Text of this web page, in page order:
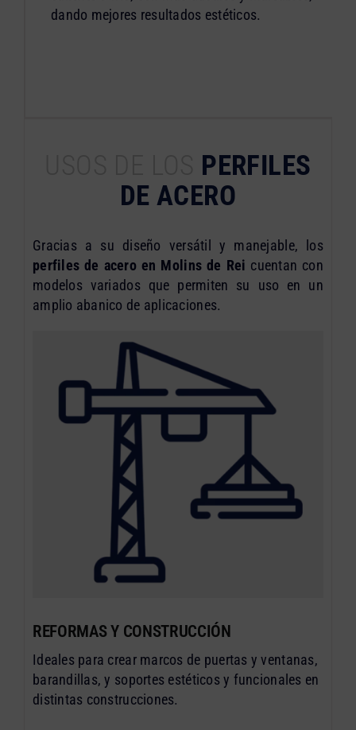
dando mejores resultados estéticos.
PERFILES
DE ACERO
Gracias a su diseño versátil y manejable, los
perfiles de acero en Molins de Rei cuentan con
modelos variados que permiten su uso en un
amplio abanico de aplicaciones.
REFORMAS Y CONSTRUCCIÓN
Ideales para crear marcos de puertas y ventanas,
barandillas, y soportes estéticos y funcionales en
distintas construcciones.